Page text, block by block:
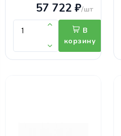
57 722 ₽/шт
В
корзину